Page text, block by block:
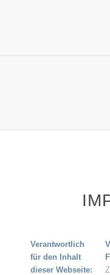
Verantwortlich
für den Inhalt
dieser Webseite: